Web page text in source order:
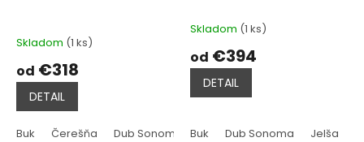
Skladom (1 ks)
od €318
DETAIL
Buk Čerešňa Dub Sonoma Jelša Tmavo hnedá
Priemerné
produktu
je
5,0
z
hviezdičiek.
Skladom (1 ks)
od €394
DETAIL
Buk Dub Sonoma Jelša